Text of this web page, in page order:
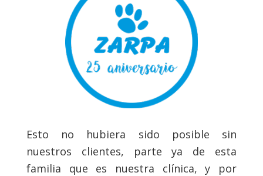
Esto no hubiera sido posible sin
nuestros clientes, parte ya de esta
familia que es nuestra clínica, y por